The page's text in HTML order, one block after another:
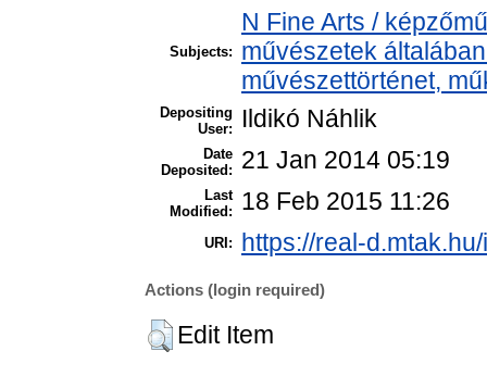
Subjects:
N Fine Arts /
művészetek
művészettörténet,
Depositing
User:
Ildikó Náhlik
Date
Deposited:
21 Jan 2014 05:19
Last
Modified:
18 Feb 2015 11:26
URI: https://real-
Actions (login required)
Edit Item